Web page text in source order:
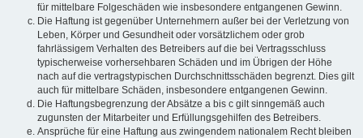
für mittelbare Folgeschäden wie insbesondere entgangenen Gewinn.
Die Haftung ist gegenüber Unternehmern außer bei der Verletzung von
Leben, Körper und Gesundheit oder vorsätzlichem oder grob
fahrlässigem Verhalten des Betreibers auf die bei Vertragsschluss
typischerweise vorhersehbaren Schäden und im Übrigen der Höhe
nach auf die vertragstypischen Durchschnittsschäden begrenzt. Dies gilt
auch für mittelbare Schäden, insbesondere entgangenen Gewinn.
Die Haftungsbegrenzung der Absätze a bis c gilt sinngemäß auch
zugunsten der Mitarbeiter und Erfüllungsgehilfen des Betreibers.
Ansprüche für eine Haftung aus zwingendem nationalem Recht bleiben